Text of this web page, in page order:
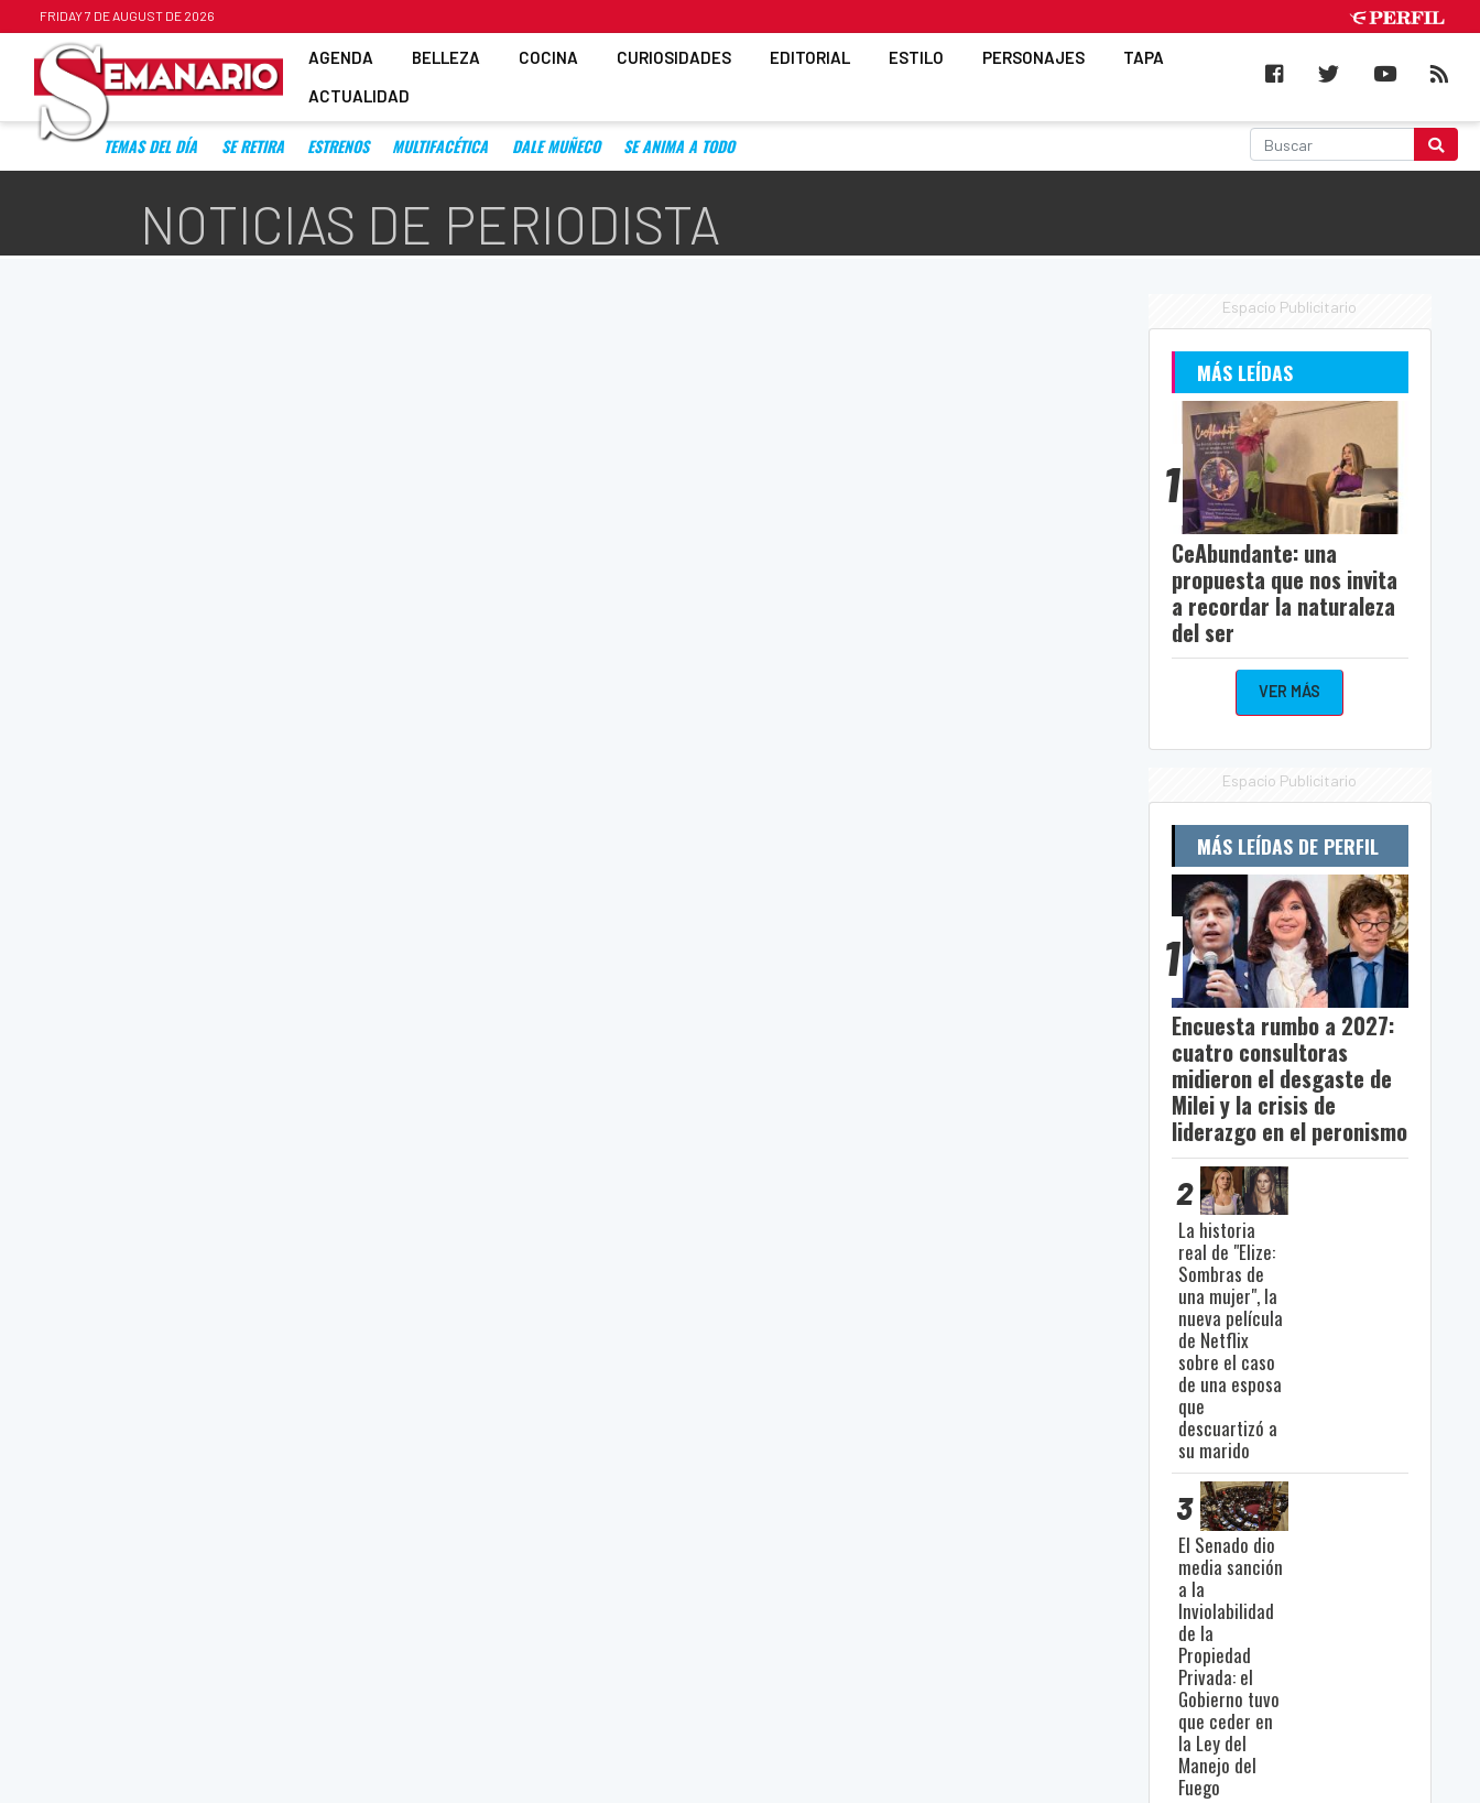
FRIDAY 7 DE AUGUST DE 2026
AGENDA BELLEZA COCINA CURIOSIDADES EDITORIAL ESTILO PERSONAJES
TAPA
ACTUALIDAD
TEMAS DEL DÍA SE RETIRA ESTRENOS MULTIFACÉTICA DALE MUÑECO SE ANIMA A TODO
NOTICIAS DE PERIODISTA
Espacio Publicitario
MÁS LEÍDAS
1
CeAbundante: una
propuesta que nos invita
a recordar la naturaleza
del ser
VER MÁS
Espacio Publicitario
MÁS LEÍDAS DE PERFIL
1
Encuesta rumbo a 2027:
cuatro consultoras
midieron el desgaste de
Milei y la crisis de
liderazgo en el peronismo
2
La historia
real de "Elize:
Sombras de
una mujer", la
nueva película
de Netflix
sobre el caso
de una esposa
que
descuartizó a
su marido
3
El Senado dio
media sanción
a la
Inviolabilidad
de la
Propiedad
Privada: el
Gobierno tuvo
que ceder en
la Ley del
Manejo del
Fuego